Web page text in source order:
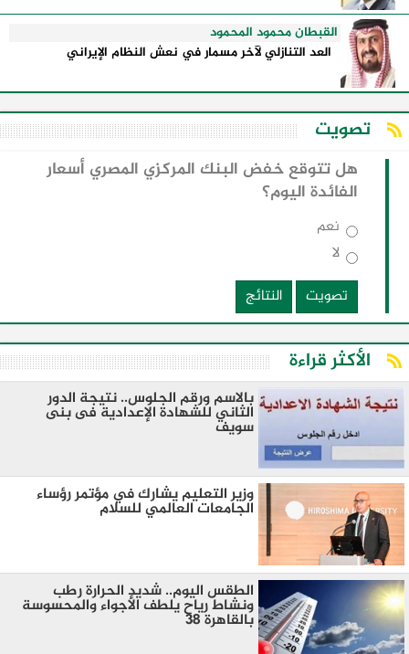
القبطان محمود المحمود
العد التنازلي لآخر مسمار في نعش النظام الإيراني
تصويت
هل تتوقع خفض البنك المركزي المصري أسعار
الفائدة اليوم؟
نعم
لا
تصويت
النتائج
الأكثر قراءة
بالاسم ورقم الجلوس.. نتيجة الدور
الثاني للشهادة الإعدادية فى بنى
سويف
وزير التعليم يشارك في مؤتمر رؤساء
الجامعات العالمي للسلام
الطقس اليوم.. شديد الحرارة رطب
ونشاط رياح يلطف الأجواء والمحسوسة
بالقاهرة 38